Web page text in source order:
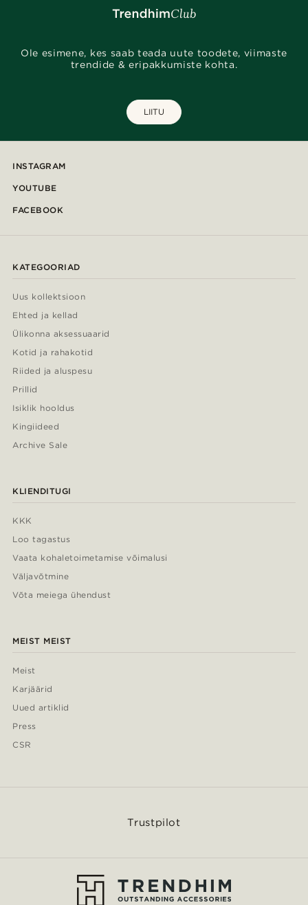
Ole esimene, kes saab teada uute toodete, viimaste
trendide & eripakkumiste kohta.
LIITU
INSTAGRAM
YOUTUBE
FACEBOOK
KATEGOORIAD
Uus kollektsioon
Ehted ja kellad
Ülikonna aksessuaarid
Kotid ja rahakotid
Riided ja aluspesu
Prillid
Isiklik hooldus
Kingiideed
Archive Sale
KLIENDITUGI
KKK
Loo tagastus
Vaata kohaletoimetamise võimalusi
Väljavõtmine
Võta meiega ühendust
MEIST MEIST
Meist
Karjäärid
Uued artiklid
Press
CSR
Trustpilot